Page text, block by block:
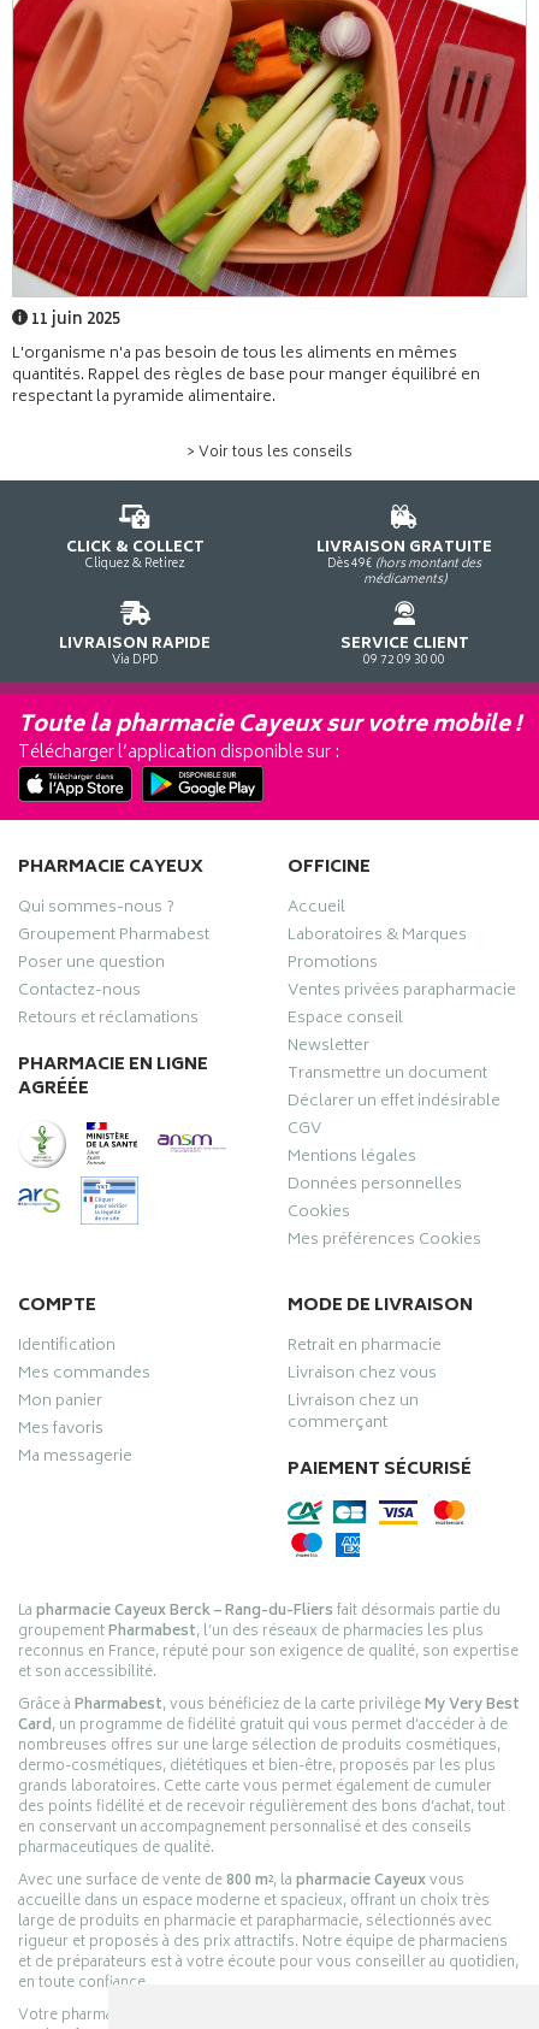
11 juin 2025
L'organisme n'a pas besoin de tous les aliments en mêmes
quantités. Rappel des règles de base pour manger équilibré en
respectant la pyramide alimentaire.
> Voir tous les conseils
CLICK & COLLECT
Cliquez & Retirez
LIVRAISON GRATUITE
Dès 49€ (hors montant des
médicaments)
LIVRAISON RAPIDE
Via DPD
SERVICE CLIENT
09 72 09 30 00
Toute la pharmacie Cayeux sur votre mobile !
Télécharger l’application disponible sur :
PHARMACIE CAYEUX
Qui sommes-nous ?
Groupement Pharmabest
Poser une question
Contactez-nous
Retours et réclamations
PHARMACIE EN LIGNE
AGRÉÉE
OFFICINE
Accueil
Laboratoires & Marques
Promotions
Ventes privées parapharmacie
Espace conseil
Newsletter
Transmettre un document
Déclarer un effet indésirable
CGV
Mentions légales
Données personnelles
Cookies
Mes préférences Cookies
COMPTE
Identification
Mes commandes
Mon panier
Mes favoris
Ma messagerie
MODE DE LIVRAISON
Retrait en pharmacie
Livraison chez vous
Livraison chez un
commerçant
PAIEMENT SÉCURISÉ
Lapharmacie Cayeux Berck – Rang-du-Fliersfait désormais partie du
groupementPharmabest, l’un des réseaux de pharmacies les plus
reconnus en France, réputé pour son exigence de qualité, son expertise
et son accessibilité.
Grâce àPharmabest, vous bénéficiez de la carte privilègeMy Very Best
Card, un programme de fidélité gratuit qui vous permet d’accéder à de
nombreuses offres sur une large sélection de produits cosmétiques,
dermo-cosmétiques, diététiques et bien-être, proposés par les plus
grands laboratoires. Cette carte vous permet également de cumuler
des points fidélité et de recevoir régulièrement des bons d’achat, tout
en conservant un accompagnement personnalisé et des conseils
pharmaceutiques de qualité.
Avec une surface de vente de800 m², lapharmacie Cayeuxvous
accueille dans un espace moderne et spacieux, offrant un choix très
large de produits en pharmacie et parapharmacie, sélectionnés avec
rigueur et proposés à des prix attractifs. Notre équipe de pharmaciens
et de préparateurs est à votre écoute pour vous conseiller au quotidien,
en toute confiance.
Votre pharmacie en ligne :